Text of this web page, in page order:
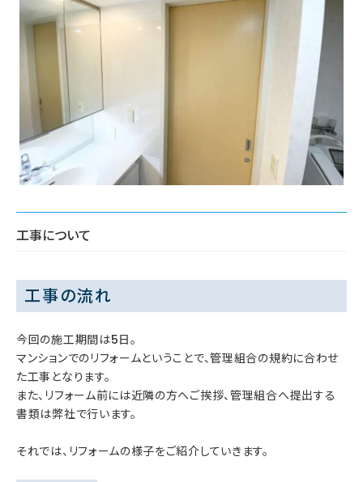
工事について
工事の流れ
今回の施工期間は5日。
マンションでのリフォームということで、管理組合の規約に合わせ
た工事となります。
また、リフォーム前には近隣の方へご挨拶、管理組合へ提出する
書類は弊社で行います。
それでは、リフォームの様子をご紹介していきます。